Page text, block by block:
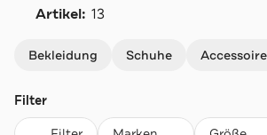
Artikel: 13
Bekleidung Schuhe
Filter